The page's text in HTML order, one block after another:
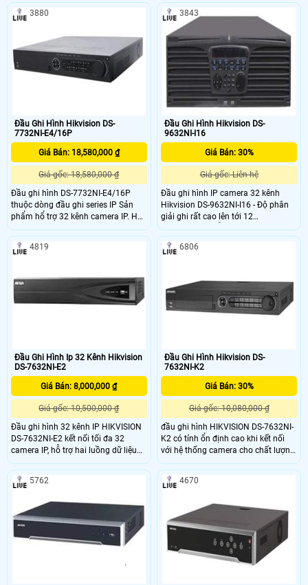
256/160 Mbps. Có hỗ trợ cổng xuất
hình ảnh HDMI @4K & VGA @
1920x1080 đồng thời hổ trợ được
4ổ cứng ( tối đa mổi ổ 6TB)
Đầu Ghi Hình Hikvision DS-
7732NI-E4/16P
Giá Bán: 18,580,000 ₫
Giá gốc: 18,580,000 ₫
Đầu ghi hình DS-7732NI-E4/16P
thuộc dòng đầu ghi series IP Sản
phẩm hổ trợ 32 kênh camera IP. Hỗ
trợ hình ảnh camera tối đa 6
MP@50fps. Băng thông vào ra
160/80 Mbps. Có hỗ trợ cổng xuất
đồng thời hổ trợ được 4 ổ cứng ( tối
đa mổi ổ 6TB)
3880
Đầu Ghi Hình Hikvision DS-
9632NI-I16
Giá Bán: 30%
Giá gốc: Liên hệ
Đầu ghi hình IP camera 32 kênh
Hikvision DS-9632NI-I16 - Độ phân
giải ghi rất cao lên tới 12
Megapixels. - Hỗ trợ HDMI 2 ch, VGA
2 chấu, HMDI1 lên tới 4K độ phân
giải (3840x2160) - Hỗ trợ định dạng
screen)
3843
Đầu Ghi Hình Ip 32 Kênh Hikvision
DS-7632NI-E2
Giá Bán: 8,000,000 ₫
Giá gốc: 10,500,000 ₫
Đầu ghi hình 32 kênh IP HIKVISION
DS-7632NI-E2 kết nối tối đa 32
camera IP, hỗ trợ hai luồng dữ liệu
độc lập Dual Stream cho phép đặt ở
chế độ ghi tại chỗ và xem qua mạng
thông số tối ưu nhất , hỗ trợ 2 ổ
Hot : Hỗ trợ xem đồng thời tối đa
128 kênh , đáp ứng cho nhiều khách
hàng , ngân hàng , công ty , văn
phong , truong hoc ,
4819
Đầu Ghi Hình Hikvision DS-
7632NI-K2
Giá Bán: 30%
Giá gốc: 10,080,000 ₫
đầu ghi hình HIKVISION DS-7632NI-
K2 có tính ổn định cao khi kết nối
với hệ thống camera cho chất lượng
hình ảnh sắc nét. Vỏ đầu ghi được
thiết kế bằng kim loại gia tăng sự
chắc chắn cho đầu ghi, đầu ghi
nhà riêng, khu trung cư, biệt thự,…
6806
5762 4670